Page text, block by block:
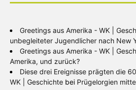
Greetings aus Amerika - WK |
unbegleiteter Jugendlicher nach New
Greetings aus Amerika - WK |
Amerika, und zurück?
Diese drei Ereignisse prägten die
WK | Geschichte bei Prügelorgien